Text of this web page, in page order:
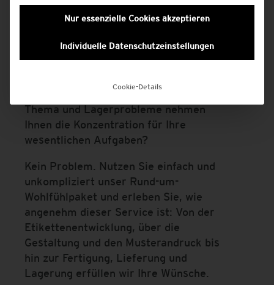
HESS Etikettendruckerei
Ihr Partner an Ihrer Seite
Wenn Sie uns brauchen, sind wir für
Thema und Lagerprobleme nehmen
Ihnen die Konzentration für Ihre
wesentlichen Aufgaben?
Kein Problem. Nutzen Sie einfach und
unkompliziert unser Rund-um-
Wohlfühlpaket und erleben Sie, wie
angenehm dieser Service ist: Von der
Etikettenentwicklung, über die
Gestaltung und den Musterandruck bis
hin zur Fertigung, Lieferung und
Lagerung erfüllen wir Ihre Wünsche.
Nur essenzielle Cookies akzeptieren
Individuelle Datenschutzeinstellungen
Cookie-Details